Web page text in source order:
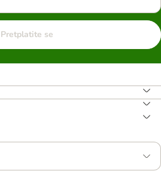
Pretplatite se